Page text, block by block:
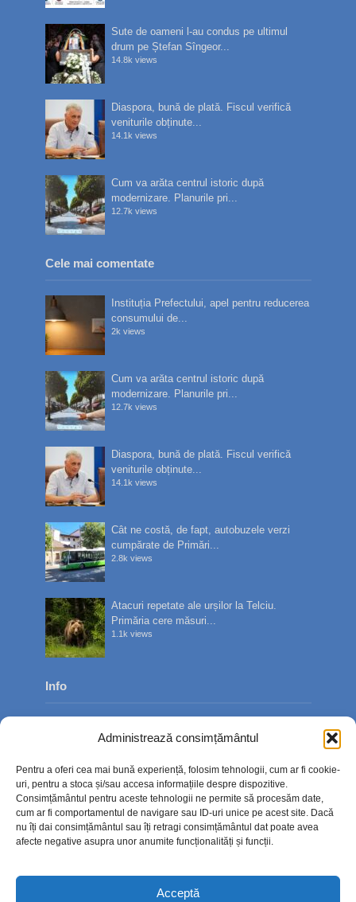
Administrează consimțământul
Pentru a oferi cea mai bună experiență, folosim tehnologii, cum ar fi cookie-
uri, pentru a stoca și/sau accesa informațiile despre dispozitive.
Consimțământul pentru aceste tehnologii ne permite să procesăm date,
cum ar fi comportamentul de navigare sau ID-uri unice pe acest site. Dacă
nu îți dai consimțământul sau îți retragi consimțământul dat poate avea
afecte negative asupra unor anumite funcționalități și funcții.
Acceptă
Sute de oameni l-au condus pe ultimul
drum pe Ștefan Sîngeor...
14.8k views
Diaspora, bună de plată. Fiscul verifică
veniturile obținute...
14.1k views
Cum va arăta centrul istoric după
modernizare. Planurile pri...
12.7k views
Cele mai comentate
Instituția Prefectului, apel pentru reducerea
consumului de...
2k views
Cum va arăta centrul istoric după
modernizare. Planurile pri...
12.7k views
Diaspora, bună de plată. Fiscul verifică
veniturile obținute...
14.1k views
Cât ne costă, de fapt, autobuzele verzi
cumpărate de Primări...
2.8k views
Atacuri repetate ale urșilor la Telciu.
Primăria cere măsuri...
1.1k views
Info
Contact
Politica de confidențialitate
Politică cookie-uri (UE)